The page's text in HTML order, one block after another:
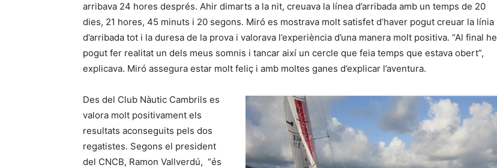
arribava 24 hores després. Ahir dimarts a la nit, creuava la línea d’arribada amb un temps de 20
dies, 21 hores, 45 minuts i 20 segons. Miró es mostrava molt satisfet d’haver pogut creuar la línia
d’arribada tot i la duresa de la prova i valorava l’experiència d’una manera molt positiva. “Al final he
pogut fer realitat un dels meus somnis i tancar així un cercle que feia temps que estava obert”,
explicava. Miró assegura estar molt feliç i amb moltes ganes d’explicar l’aventura.
Des del Club Nàutic Cambrils es
valora molt positivament els
resultats aconseguits pels dos
regatistes. Segons el president
del CNCB, Ramon Vallverdú, “és